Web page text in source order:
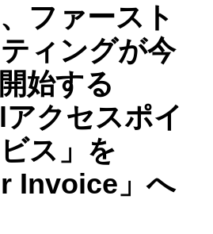
Canada (Français)
México (Español)
Brasil (Português)
United Kingdom (English)
France (Français)
Deutschland (Deutsch)
Italia (Italiano)
Nederlands (English)
Sweden (English)
ASIA PACIFIC
Australia (English)
India (English)
日本（日本語)
Singapore (English)
イス制度
ファースト
ィングが今
始する
アクセスポイ
ス」を
Invoice」へ